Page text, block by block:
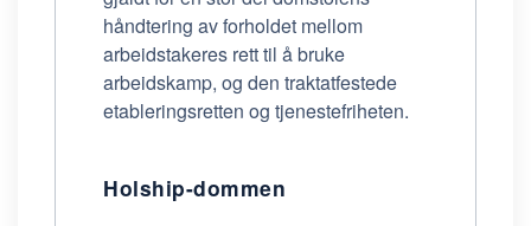
håndtering av forholdet mellom
arbeidstakeres rett til å bruke
arbeidskamp, og den traktatfestede
etableringsretten og tjenestefriheten.
Holship-dommen